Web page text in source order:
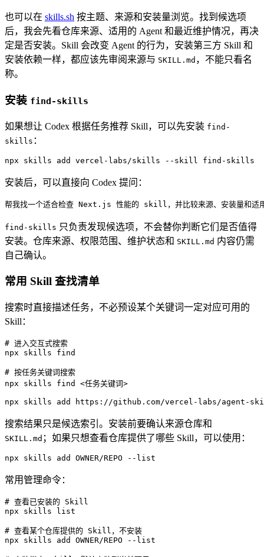
也可以在 skills.sh 按主题、来源和安装量浏览。找到候选项
后，我会先看仓库来源、适用的 Agent 和最近维护情况，再决
定是否安装。Skill 会改变 Agent 的行为，安装第三方 Skill 和
安装依赖一样，都应该先审阅来源与 SKILL.md ，不能只看名
称。
安装 find-skills
如果想让 Codex 根据任务推荐 Skill，可以先安装 find-
skills ：
npx skills add vercel-labs/skills --skill find-skills
安装后，可以直接向 Codex 提问：
帮我找一个适合检查 Next.js 性能的 skill，并比较来源、安装量和适
find-skills 只负责发现候选项，不会替你判断它们是否值得
安装。仓库来源、权限范围、维护状态和 SKILL.md 内容仍需
自己确认。
常用 Skill 查找清单
搜索时直接描述任务，不必预设某个关键词一定对应可用的
Skill：
# 进入交互式搜索
npx skills find
# 按任务关键词搜索
npx skills find <任务关键词>
npx skills add https://github.com/vercel-labs/agent-
搜索结果只是候选索引。安装前要确认来源仓库和
SKILL.md ；如果只想查看仓库提供了哪些 Skill，可以使用：
npx skills add OWNER/REPO --list
常用管理命令：
# 查看已安装的 Skill
npx skills list
# 查看某个仓库提供的 Skill，不安装
npx skills add OWNER/REPO --list